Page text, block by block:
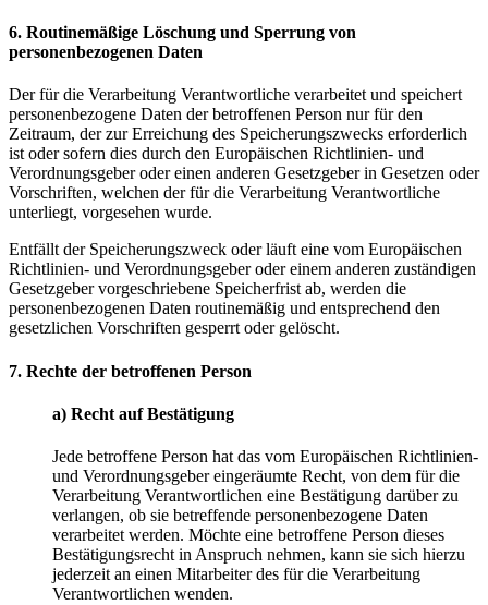
6. Routinemäßige Löschung und Sperrung von
personenbezogenen Daten
Der für die Verarbeitung Verantwortliche verarbeitet und speichert
personenbezogene Daten der betroffenen Person nur für den
Zeitraum, der zur Erreichung des Speicherungszwecks erforderlich
ist oder sofern dies durch den Europäischen Richtlinien- und
Verordnungsgeber oder einen anderen Gesetzgeber in Gesetzen oder
Vorschriften, welchen der für die Verarbeitung Verantwortliche
unterliegt, vorgesehen wurde.
Entfällt der Speicherungszweck oder läuft eine vom Europäischen
Richtlinien- und Verordnungsgeber oder einem anderen zuständigen
Gesetzgeber vorgeschriebene Speicherfrist ab, werden die
personenbezogenen Daten routinemäßig und entsprechend den
gesetzlichen Vorschriften gesperrt oder gelöscht.
7. Rechte der betroffenen Person
a) Recht auf Bestätigung
Jede betroffene Person hat das vom Europäischen Richtlinien-
und Verordnungsgeber eingeräumte Recht, von dem für die
Verarbeitung Verantwortlichen eine Bestätigung darüber zu
verlangen, ob sie betreffende personenbezogene Daten
verarbeitet werden. Möchte eine betroffene Person dieses
Bestätigungsrecht in Anspruch nehmen, kann sie sich hierzu
jederzeit an einen Mitarbeiter des für die Verarbeitung
Verantwortlichen wenden.